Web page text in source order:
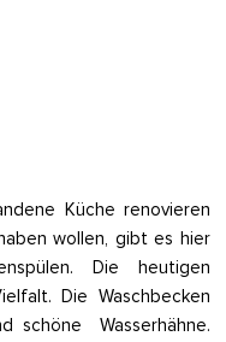
Küche renovieren
wollen, gibt es hier
Die heutigen
Die Waschbecken
schöne Wasserhähne.